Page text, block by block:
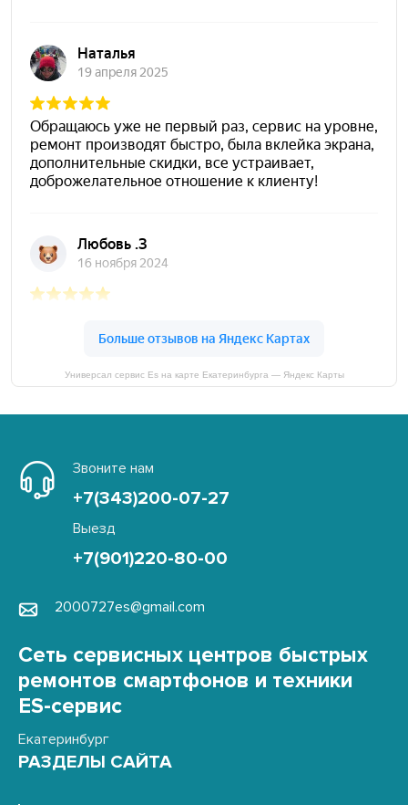
Универсал сервис Es на карте Екатеринбурга — Яндекс Карты
Звоните нам
+7(343)200-07-27
Выезд
+7(901)220-80-00
2000727es@gmail.com
Сеть сервисных центров быстрых
ремонтов смартфонов и техники
ES-сервис
Екатеринбург
РАЗДЕЛЫ САЙТА